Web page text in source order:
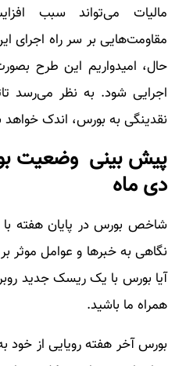
مالیات می‌تواند سبب
مقاومت‌هایی بر سر راه اجرای
حال، امیدواریم این طرح
اجرایی شود. به نظر می‌رسد
نقدینگی به بورس، اندک خواهد
پیش بینی وضعیت
دی ماه
شاخص بورس در پایان هفته
نگاهی به خبرها و عوامل موثر
آیا بورس با یک ریسک جدید
همراه ما باشید.